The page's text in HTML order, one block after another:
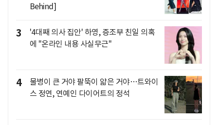
Behind]
3
'4대째 의사 집안' 하영, 증조부 친일 의혹
에 "온라인 내용 사실무근"
4
물병이 큰 거야 팔뚝이 얇은 거야…트와이
스 정연, 연예인 다이어트의 정석